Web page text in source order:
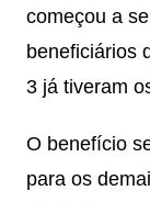
começou a
beneficiários
3 já tiveram
O benefício
para os